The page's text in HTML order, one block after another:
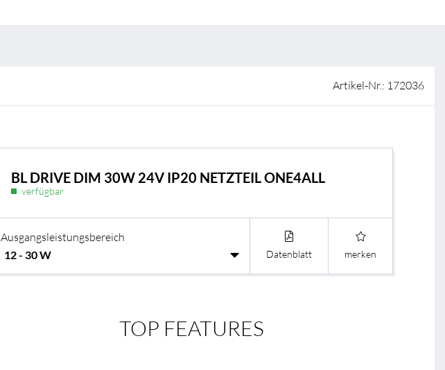
BL Shine Netzteile
Artikel-Nr.: 172036
BL DRIVE DIM 30W 24V IP20 NETZTEIL ONE4ALL
verfügbar
Ausgangsleistungsbereich
Datenblatt merken
TOP FEATURES